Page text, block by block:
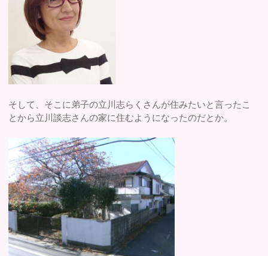
そして、そこに弟子の立川志らくさんが住みたいと言ったこ
とから立川談志さんの家に住むようになったのだとか。